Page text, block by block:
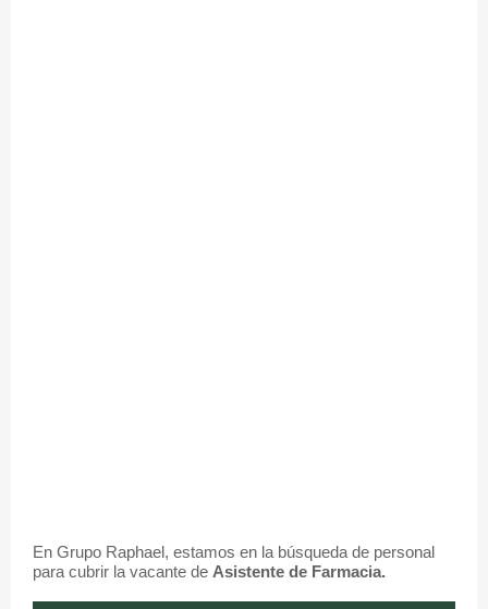
En Grupo Raphael, estamos en la búsqueda de personal
para cubrir la vacante de Asistente de Farmacia.